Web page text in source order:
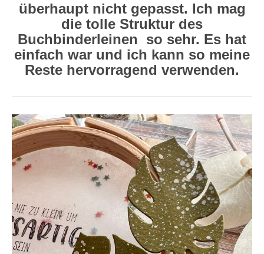
überhaupt nicht gepasst. Ich mag
die tolle Struktur des
Buchbinderleinen so sehr. Es hat
einfach war und ich kann so meine
Reste hervorragend verwenden.